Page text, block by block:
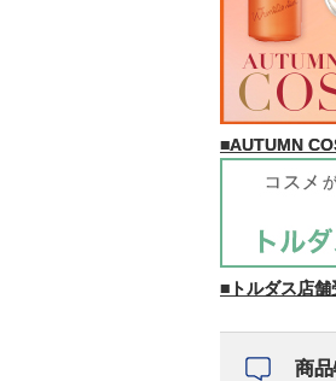
■AUTUMN
■トルダス店
商